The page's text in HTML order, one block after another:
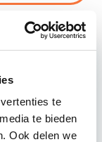
te
te bieden
Ook delen we